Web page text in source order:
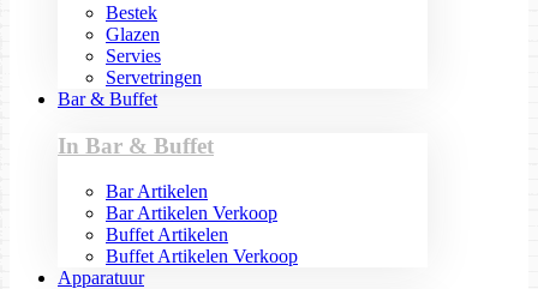
Bestek
Glazen
Servies
Servetringen
Bar & Buffet
In Bar & Buffet
Bar Artikelen
Bar Artikelen Verkoop
Buffet Artikelen
Buffet Artikelen Verkoop
Apparatuur